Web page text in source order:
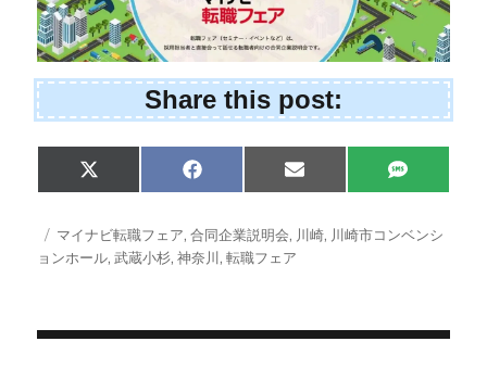
Share this post:
Share
on
X
(
w
i
t
)
Share
on
F
a
e
b
o
Share
on
E
m
i
l
Share
on
S
M
投
稿
タ
グ
マイナビ転職フェア,合同企業説明会, 川崎, 川崎市コンベンシ
ョンホール,武蔵小杉,神奈川,転職フェア